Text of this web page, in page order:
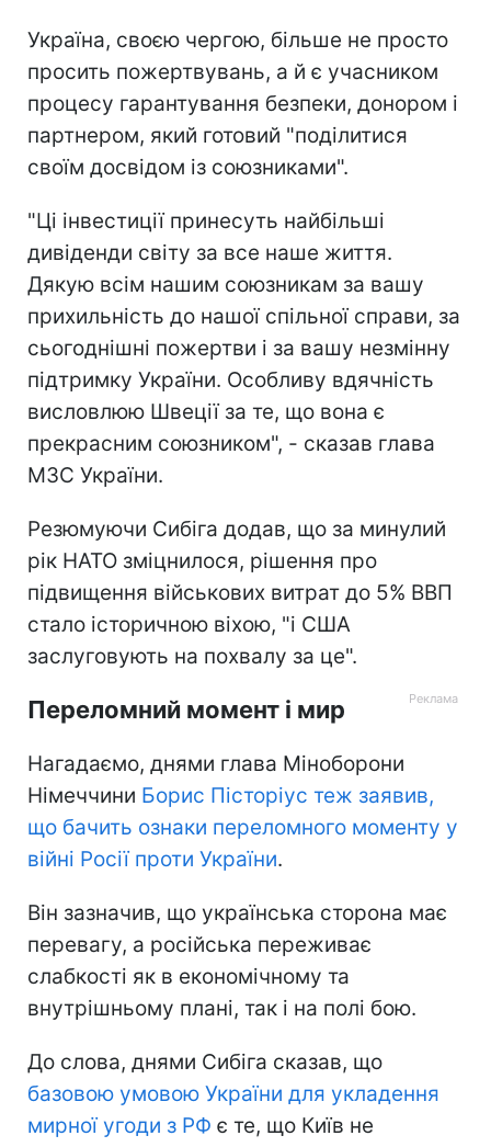
Україна, своєю чергою, більше не просто
просить пожертвувань, а й є учасником
процесу гарантування безпеки, донором і
партнером, який готовий "поділитися
своїм досвідом із союзниками".
"Ці інвестиції принесуть найбільші
дивіденди світу за все наше життя.
Дякую всім нашим союзникам за вашу
прихильність до нашої спільної справи, за
сьогоднішні пожертви і за вашу незмінну
підтримку України. Особливу вдячність
висловлюю Швеції за те, що вона є
прекрасним союзником", - сказав глава
МЗС України.
Резюмуючи Сибіга додав, що за минулий
рік НАТО зміцнилося, рішення про
підвищення військових витрат до 5% ВВП
стало історичною віхою, "і США
заслуговують на похвалу за це".
Переломний момент і мир
Нагадаємо, днями глава Міноборони
Німеччини Борис Пісторіус теж заявив,
що бачить ознаки переломного моменту у
війні Росії проти України.
Він зазначив, що українська сторона має
перевагу, а російська переживає
слабкості як в економічному та
внутрішньому плані, так і на полі бою.
До слова, днями Сибіга сказав, що
базовою умовою України для укладення
мирної угоди з РФ є те, що Київ не